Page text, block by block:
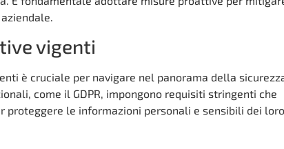
vigenti
è cruciale per navigare nel panorama della
come il GDPR, impongono requisiti stringenti che
proteggere le informazioni personali e sensibili dei loro